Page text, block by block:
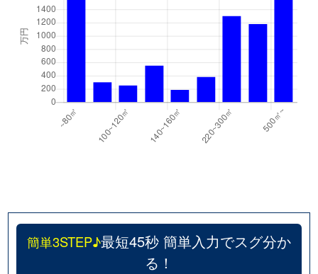
簡単3STEP♪最短45秒 簡単入力でスグ分か
る！